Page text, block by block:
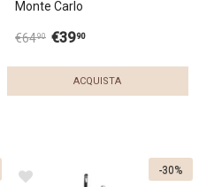
Monte Carlo
€6490 €3990
ACQUISTA
-30%